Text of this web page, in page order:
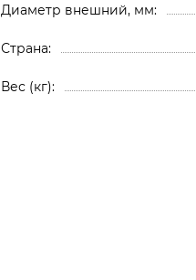
Диаметр внешний, мм
Страна
Вес (кг)